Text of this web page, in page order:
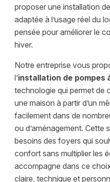
proposer une installation
adaptée à l’usage réel du
pensée pour améliorer le
hiver.
Notre entreprise vous
l’installation de pompes
technologie qui permet de
une maison à partir d’un
facilement dans de
ou d’aménagement. Cette
besoins des foyers qui
confort sans multiplier les
accompagne dans ce
claire, technique et